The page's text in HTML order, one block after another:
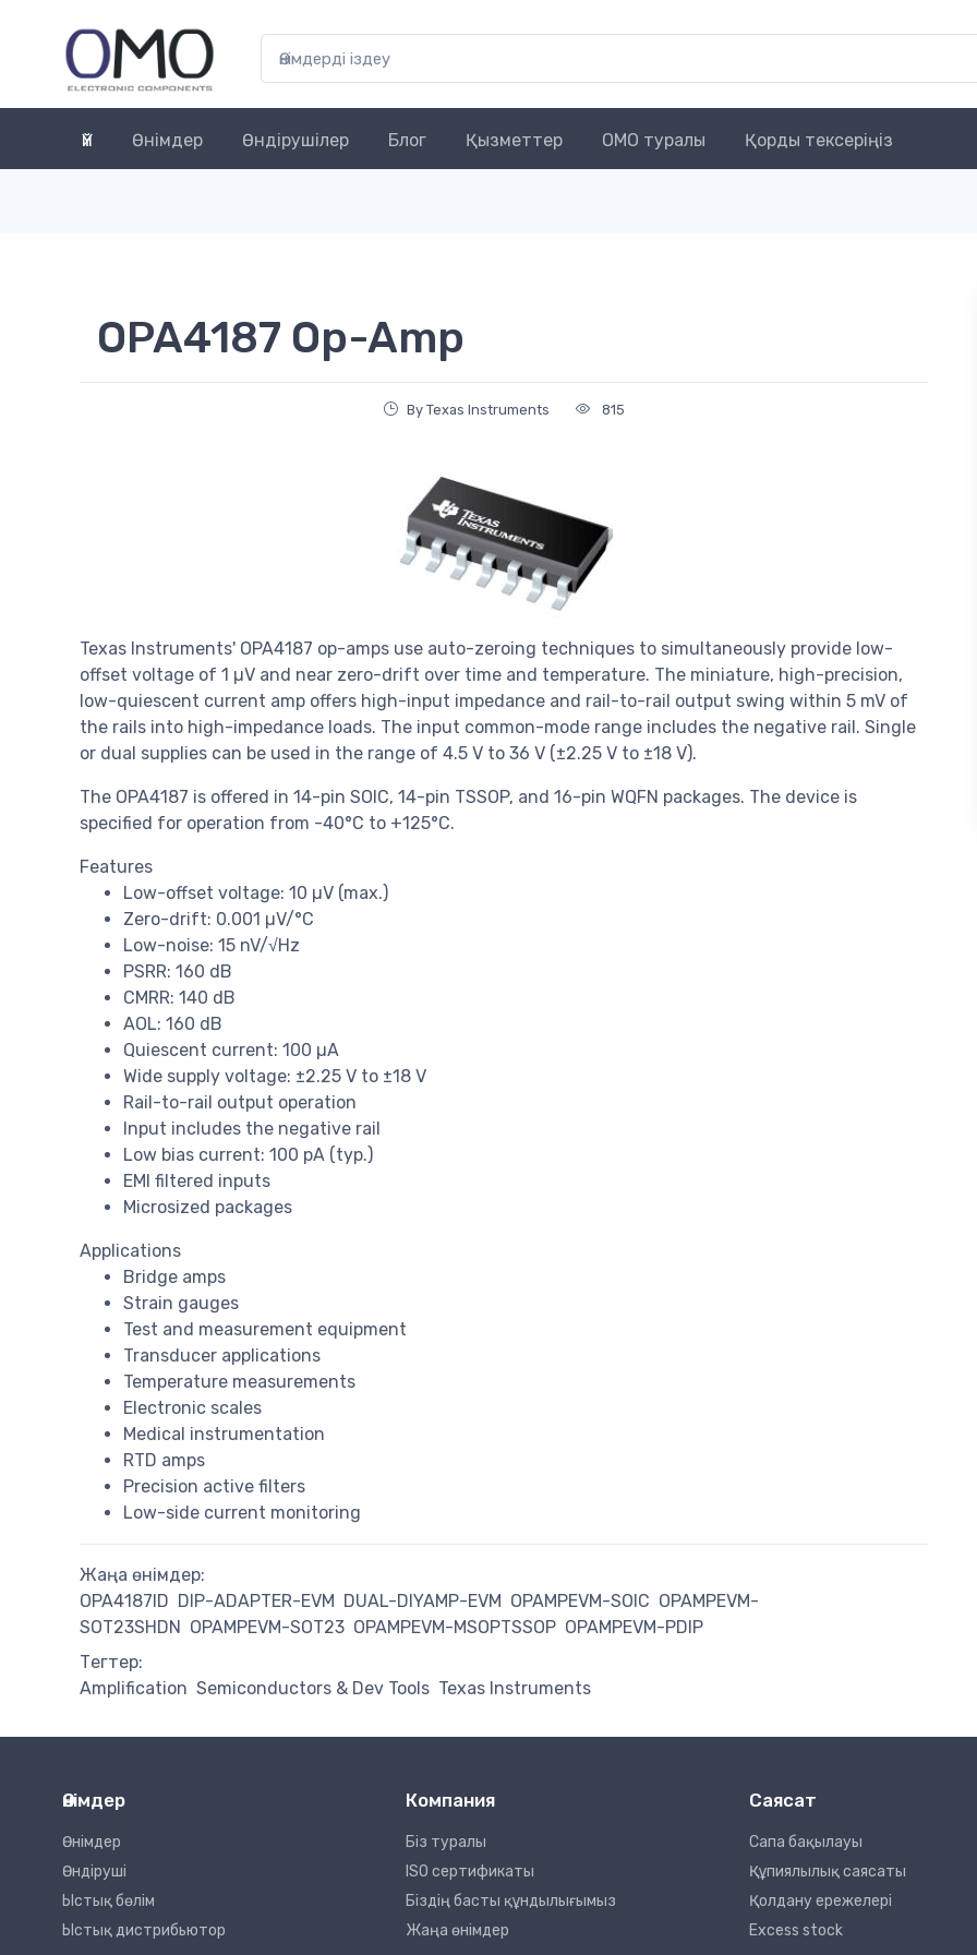
Үй Өнімдер Өндірушілер Блог Қызметтер OMO туралы Қорды тексеріңіз
OPA4187 Op-Amp
By Texas Instruments 815
Texas Instruments' OPA4187 op-amps use auto-zeroing techniques to simultaneously provide low-
offset voltage of 1 µV and near zero-drift over time and temperature. The miniature, high-precision,
low-quiescent current amp offers high-input impedance and rail-to-rail output swing within 5 mV of
the rails into high-impedance loads. The input common-mode range includes the negative rail. Single
or dual supplies can be used in the range of 4.5 V to 36 V (±2.25 V to ±18 V).
The OPA4187 is offered in 14-pin SOIC, 14-pin TSSOP, and 16-pin WQFN packages. The device is
specified for operation from -40°C to +125°C.
Features
Low-offset voltage: 10 µV (max.)
Zero-drift: 0.001 µV/°C
Low-noise: 15 nV/√Hz
PSRR: 160 dB
CMRR: 140 dB
AOL: 160 dB
Quiescent current: 100 µA
Wide supply voltage: ±2.25 V to ±18 V
Rail-to-rail output operation
Input includes the negative rail
Low bias current: 100 pA (typ.)
EMI filtered inputs
Microsized packages
Applications
Bridge amps
Strain gauges
Test and measurement equipment
Transducer applications
Temperature measurements
Electronic scales
Medical instrumentation
RTD amps
Precision active filters
Low-side current monitoring
Жаңа өнімдер:
OPA4187ID DIP-ADAPTER-EVM DUAL-DIYAMP-EVM OPAMPEVM-SOIC OPAMPEVM-
SOT23SHDN OPAMPEVM-SOT23 OPAMPEVM-MSOPTSSOP OPAMPEVM-PDIP
Тегтер:
Amplification Semiconductors & Dev Tools Texas Instruments
Өнімдер
Өнімдер
Өндіруші
Ыстық бөлім
Ыстық дистрибьютор
Компания
Біз туралы
ISO сертификаты
Біздің басты құндылығымыз
Жаңа өнімдер
Саясат
Сапа бақылауы
Құпиялылық саясаты
Қолдану ережелері
Excess stock